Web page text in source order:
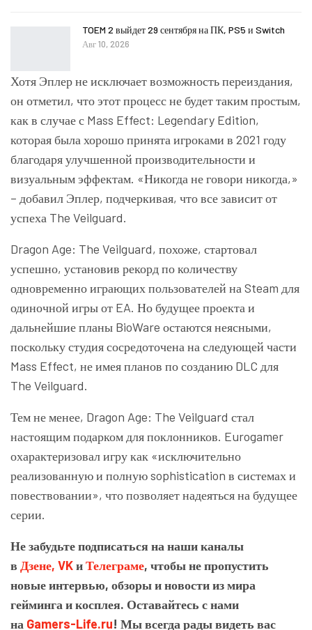
TOEM 2 выйдет 29 сентября на ПК, PS5 и Switch
Авг 10, 2026
Хотя Эплер не исключает возможность переиздания,
он отметил, что этот процесс не будет таким простым,
как в случае с Mass Effect: Legendary Edition,
которая была хорошо принята игроками в 2021 году
благодаря улучшенной производительности и
визуальным эффектам. «Никогда не говори никогда,»
– добавил Эплер, подчеркивая, что все зависит от
успеха The Veilguard.
Dragon Age: The Veilguard, похоже, стартовал
успешно, установив рекорд по количеству
одновременно играющих пользователей на Steam для
одиночной игры от EA. Но будущее проекта и
дальнейшие планы BioWare остаются неясными,
поскольку студия сосредоточена на следующей части
Mass Effect, не имея планов по созданию DLC для
The Veilguard.
Тем не менее, Dragon Age: The Veilguard стал
настоящим подарком для поклонников. Eurogamer
охарактеризовал игру как «исключительно
реализованную и полную sophistication в системах и
повествовании», что позволяет надеяться на будущее
серии.
Не забудьте подписаться на наши каналы
в Дзене, VKиТелеграме, чтобы не пропустить
новые интервью, обзоры и новости из мира
гейминга и косплея. Оставайтесь с нами
на Gamers-Life.ru! Мы всегда рады видеть вас